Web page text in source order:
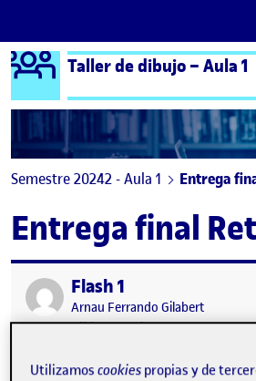
Saltar al contenido
Logo Ágora
Taller de dibujo – Aula 1
Semestre 20242 - Aula 1 Entrega
Entrega final
Publicado por
Flash 1
Publicado por
Arnau Ferrando Gilabert
Visibilidad:
Pública-Fecha de publicación
27 Feb 202527 febrero, 2025
-2 comentarios
Utilizamoscookies propias y de